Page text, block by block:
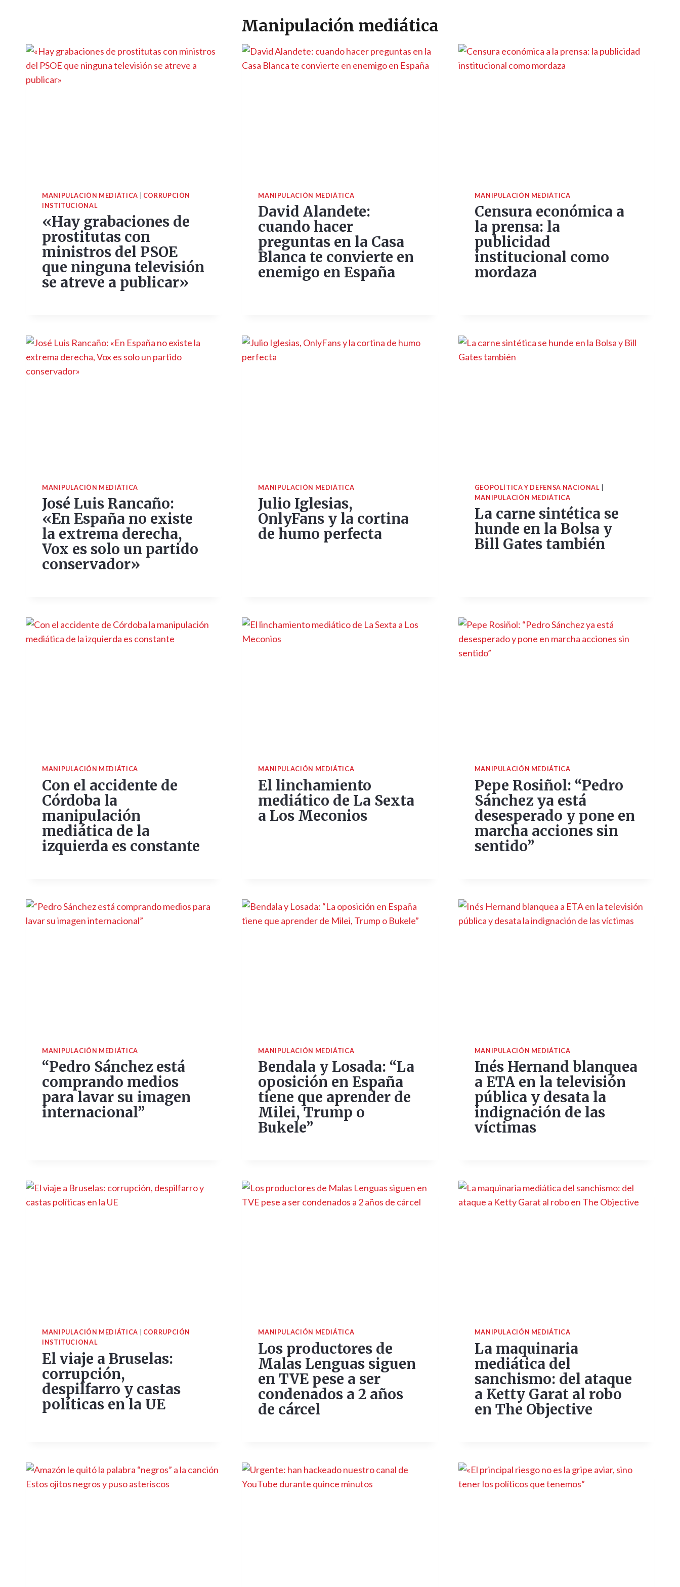
Manipulación mediática
MANIPULACIÓN MEDIÁTICA
CORRUPCIÓN
INSTITUCIONAL
«Hay grabaciones de
prostitutas con
ministros del PSOE
que ninguna televisión
se atreve a publicar»
MANIPULACIÓN MEDIÁTICA
David Alandete:
cuando hacer
preguntas en la Casa
Blanca te convierte en
enemigo en España
MANIPULACIÓN MEDIÁTICA
Censura económica a
la prensa: la
publicidad
institucional como
mordaza
MANIPULACIÓN MEDIÁTICA
José Luis Rancaño:
«En España no existe
la extrema derecha,
Vox es solo un partido
conservador»
MANIPULACIÓN MEDIÁTICA
Julio Iglesias,
OnlyFans y la cortina
de humo perfecta
GEOPOLÍTICA Y DEFENSA NACIONAL
MANIPULACIÓN MEDIÁTICA
La carne sintética se
hunde en la Bolsa y
Bill Gates también
MANIPULACIÓN MEDIÁTICA
Con el accidente de
Córdoba la
manipulación
mediática de la
izquierda es constante
MANIPULACIÓN MEDIÁTICA
El linchamiento
mediático de La Sexta
a Los Meconios
MANIPULACIÓN MEDIÁTICA
Pepe Rosiñol: “Pedro
Sánchez ya está
desesperado y pone en
marcha acciones sin
sentido”
MANIPULACIÓN MEDIÁTICA
“Pedro Sánchez está
comprando medios
para lavar su imagen
internacional”
MANIPULACIÓN MEDIÁTICA
Bendala y Losada: “La
oposición en España
tiene que aprender de
Milei, Trump o
Bukele”
MANIPULACIÓN MEDIÁTICA
Inés Hernand blanquea
a ETA en la televisión
pública y desata la
indignación de las
víctimas
MANIPULACIÓN MEDIÁTICA
CORRUPCIÓN
INSTITUCIONAL
El viaje a Bruselas:
corrupción,
despilfarro y castas
políticas en la UE
MANIPULACIÓN MEDIÁTICA
Los productores de
Malas Lenguas siguen
en TVE pese a ser
condenados a 2 años
de cárcel
MANIPULACIÓN MEDIÁTICA
La maquinaria
mediática del
sanchismo: del ataque
a Ketty Garat al robo
en The Objective